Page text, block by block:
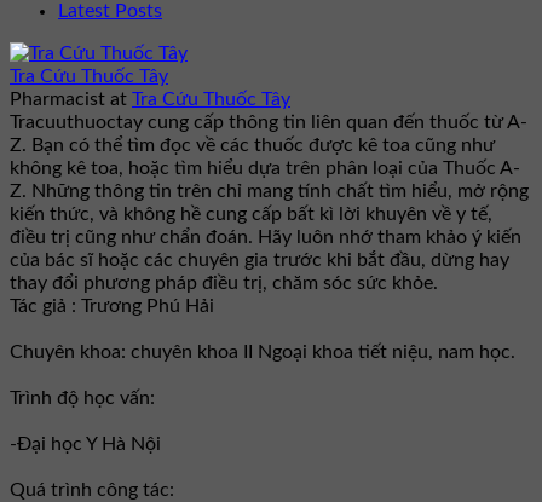
Latest Posts
Tra Cứu Thuốc Tây
Pharmacist at Tra Cứu Thuốc Tây
Tracuuthuoctay cung cấp thông tin liên quan đến thuốc từ A-
Z. Bạn có thể tìm đọc về các thuốc được kê toa cũng như
không kê toa, hoặc tìm hiểu dựa trên phân loại của Thuốc A-
Z. Những thông tin trên chỉ mang tính chất tìm hiểu, mở rộng
kiến thức, và không hề cung cấp bất kì lời khuyên về y tế,
điều trị cũng như chẩn đoán. Hãy luôn nhớ tham khảo ý kiến
của bác sĩ hoặc các chuyên gia trước khi bắt đầu, dừng hay
thay đổi phương pháp điều trị, chăm sóc sức khỏe.
Tác giả : Trương Phú Hải
Chuyên khoa: chuyên khoa II Ngoại khoa tiết niệu, nam học.
Trình độ học vấn:
-Đại học Y Hà Nội
Quá trình công tác: